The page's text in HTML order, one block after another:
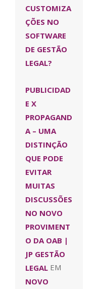
CUSTOMIZA
ÇÕES NO
SOFTWARE
DE GESTÃO
LEGAL?
PUBLICIDAD
E X
PROPAGAND
A – UMA
DISTINÇÃO
QUE PODE
EVITAR
MUITAS
DISCUSSÕES
NO NOVO
PROVIMENT
O DA OAB |
JP GESTÃO
LEGAL EM
NOVO